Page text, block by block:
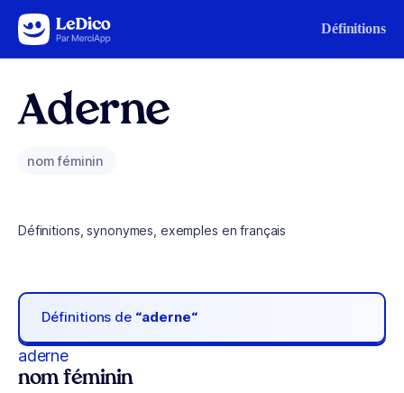
Aller au contenu Définitions
Aderne
nom féminin
Définitions, synonymes, exemples en français
Définitions de “aderne“
aderne
nom féminin